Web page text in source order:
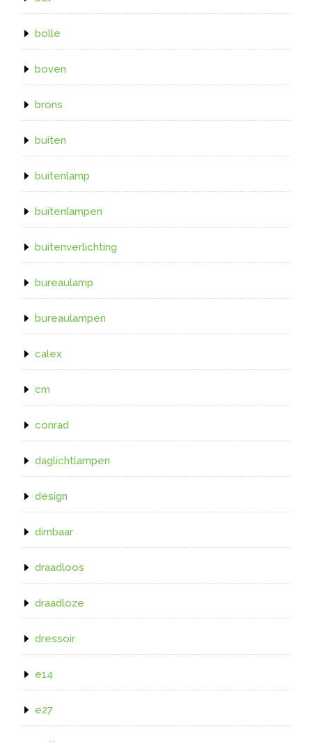
bolle
boven
brons
buiten
buitenlamp
buitenlampen
buitenverlichting
bureaulamp
bureaulampen
calex
cm
conrad
daglichtlampen
design
dimbaar
draadloos
draadloze
dressoir
e14
e27